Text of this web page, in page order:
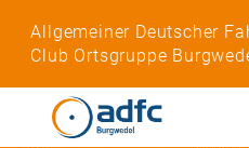
Allgemeiner Deutscher
Club Ortsgruppe